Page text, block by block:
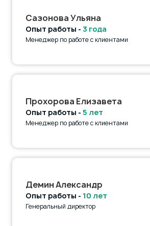
Сазонова Ульяна
Опыт работы - 3 года
Менеджер по работе с клиентами
Прохорова Елизавета
Опыт работы - 5 лет
Менеджер по работе с клиентами
Демин Александр
Опыт работы - 10 лет
Генеральный директор